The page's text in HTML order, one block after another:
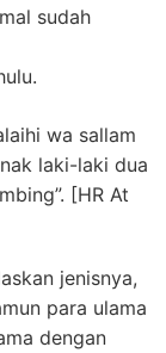
sudah
wa sallam
laki-laki dua
[HR At
jenisnya,
para ulama
dengan